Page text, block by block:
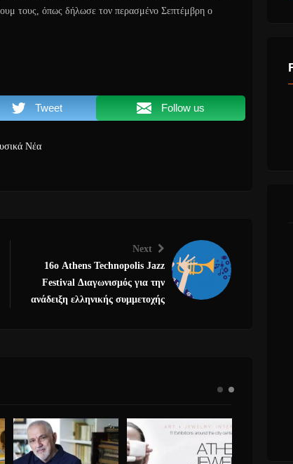
τους, όπως δήλωσε τον περασμένο Σεπτέμβρη ο
Tweet Follow us
Νέα
Next
16ο Athens Technopolis Jazz
Festival Διαγωνισμός για την
ανάδειξη ελληνικής συμμετοχής